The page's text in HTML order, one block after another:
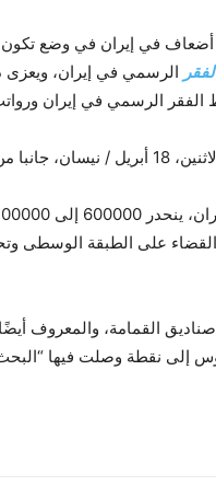
الرسمي في إيران، ويعزى
الرسمي في إيران
في إيران.
على الطبقة الوسطى
صنادیق القمامة، والمعروف
إلى نقطة وصلت فيها “البحث